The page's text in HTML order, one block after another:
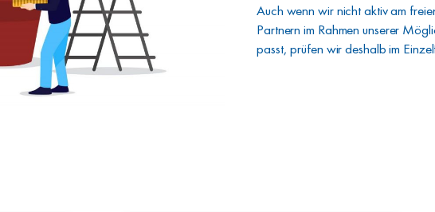
Auch wenn wir nicht aktiv am
Partnern im Rahmen unserer
passt, prüfen wir deshalb im